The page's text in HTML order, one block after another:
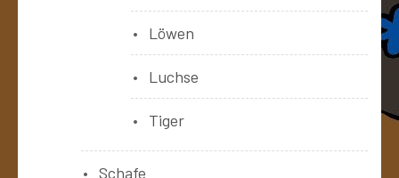
Löwen
Luchse
Tiger
Schafe